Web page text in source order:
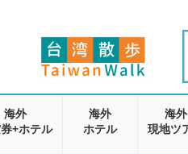
海外
+ホテル
海外
ホテル
海外
現地ツ